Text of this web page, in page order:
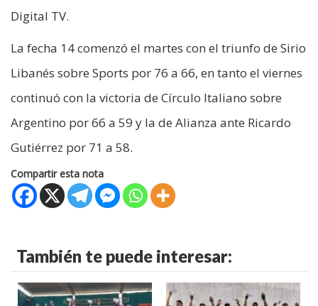
Digital TV.
La fecha 14 comenzó el martes con el triunfo de Sirio
Libanés sobre Sports por 76 a 66, en tanto el viernes
continuó con la victoria de Círculo Italiano sobre
Argentino por 66 a 59 y la de Alianza ante Ricardo
Gutiérrez por 71 a 58.
Compartir esta nota
También te puede interesar: